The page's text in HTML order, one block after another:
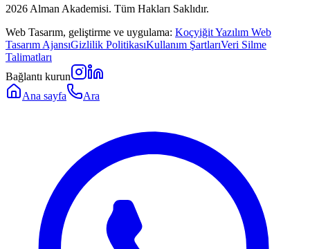
2026 Alman Akademisi. Tüm Hakları Saklıdır.
Web Tasarım, geliştirme ve uygulama: Koçyiğit Yazılım Web
Tasarım AjansıGizlilik PolitikasıKullanım ŞartlarıVeri Silme
Talimatları
Bağlantı kurun
Ana sayfa
Ara